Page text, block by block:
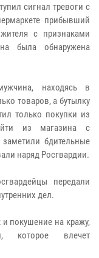
сигнал тревоги с
прибывший
с признаками
была обнаружена
находясь в
товаров, а бутылку
только покупки из
из магазина с
бдительные
наряд Росгвардии.
передали
дел.
покушение на кражу,
которое влечет